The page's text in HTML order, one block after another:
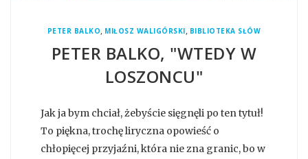
PETER BALKO, MIŁOSZ WALIGÓRSKI, BIBLIOTEKA SŁÓW
PETER BALKO, "WTEDY W
LOSZONCU"
Jak ja bym chciał, żebyście sięgnęli po ten tytuł!
To piękna, trochę liryczna opowieść o
chłopięcej przyjaźni, która nie zna granic, bo w